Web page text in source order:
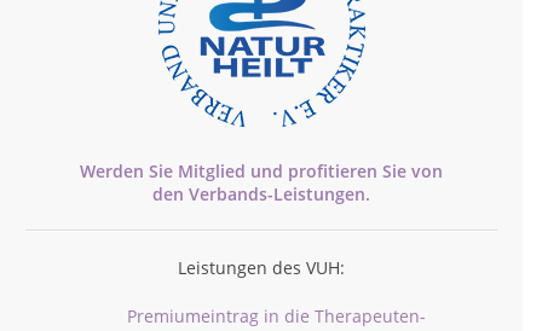
Werden Sie Mitglied und profitieren Sie von
den Verbands-Leistungen.
Leistungen des VUH:
Premiumeintrag in die Therapeuten-